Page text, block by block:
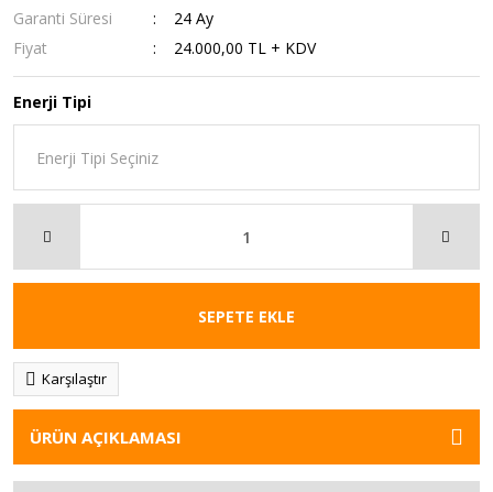
Garanti Süresi
24 Ay
Fiyat
24.000,00 TL + KDV
Enerji Tipi
SEPETE EKLE
Karşılaştır
ÜRÜN AÇIKLAMASI